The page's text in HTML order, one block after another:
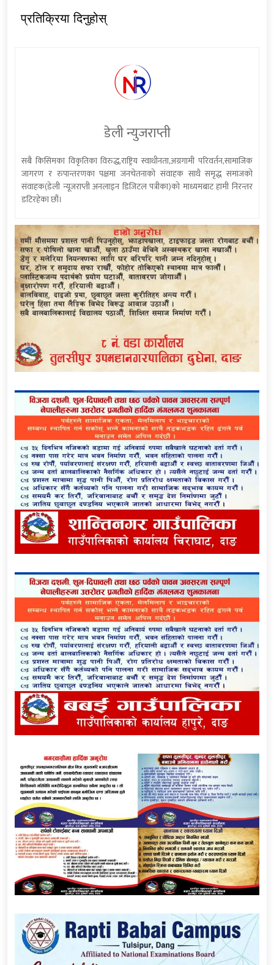
प्रतिक्रिया दिनुहोस्
डेली न्युजराप्ती
सबै किसिमका विकृतिका विरुद्ध,राष्ट्रिय स्वाधीनता,अग्रगामी परिवर्तन,सामाजिक
जागरण र रुपान्तरणका पक्षमा जनचेतनाको संवाहक साथै समृद्ध समाजको
संवाहक(डेली न्यूजराप्ती अनलाइन डिजिटल पत्रीका)को माध्यमबाट हामी निरन्तर
डटिरहेका छौं।